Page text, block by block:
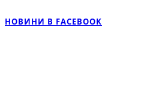
НОВИНИ В FACEBOOK